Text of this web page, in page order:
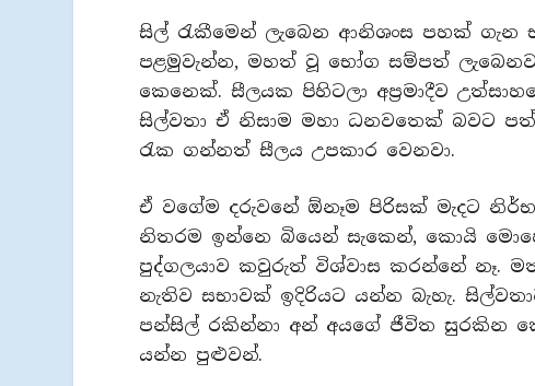
සිල් රැකීමෙන් ලැබෙන ආනිශංස පහක් ගැන
පළමුවැන්න, මහත් වූ භෝග සම්පත්
කෙනෙක්. සීලයක පිහිටලා අප්‍රමාදීව
සිල්වතා ඒ නිසාම මහා ධනවතෙක් බවට
රැක ගන්නත් සීලය උපකාර වෙනවා.
ඒ වගේම දරුවනේ ඕනෑම පිරිසක් මැදට
නිතරම ඉන්නෙ බියෙන් සැකෙන්, කොයි
පුද්ගලයාව කවුරුත් විශ්වාස කරන්නේ නෑ.
නැතිව සභාවක් ඉදිරියට යන්න බැහැ.
පන්සිල් රකින්නා අන් අයගේ ජීවිත සුරකින
යන්න පුළු‍වන්.